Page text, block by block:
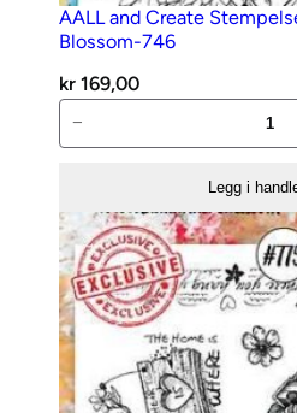
AALL and Create
Blossom-746
kr 169,00
and
–
Dreams
That
Blossom-
746
antall
−
Legg i